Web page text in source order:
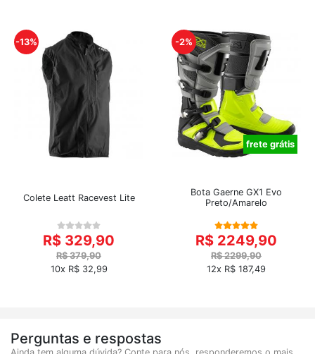
-13%
Colete Leatt Racevest Lite
R$ 329,90
R$ 379,90
10x R$ 32,99
-2%
frete grátis
Bota Gaerne GX1 Evo
Preto/Amarelo
R$ 2249,90
R$ 2299,90
12x R$ 187,49
Perguntas e respostas